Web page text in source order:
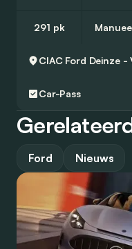
291 pk
Car-Pass
Ford Nieuws